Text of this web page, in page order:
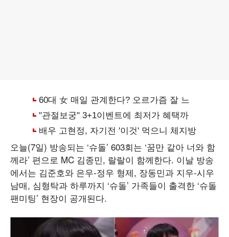
오늘(7일) 방송되는 ‘슈돌’ 603회는 ‘꿈만 같아 너와 함
께라’ 편으로 MC 김종민, 랄랄이 함께한다. 이날 방송
에서는 김준호와 은우-정우 형제, 장동민과 지우-시우
남매, 심형탁과 하루까지 ‘슈돌’ 가족들이 출격한 ‘슈돌
팬미팅’ 현장이 공개된다.